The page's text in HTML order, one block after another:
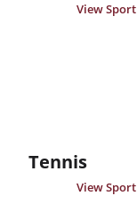
View Sport
Tennis
View Sport